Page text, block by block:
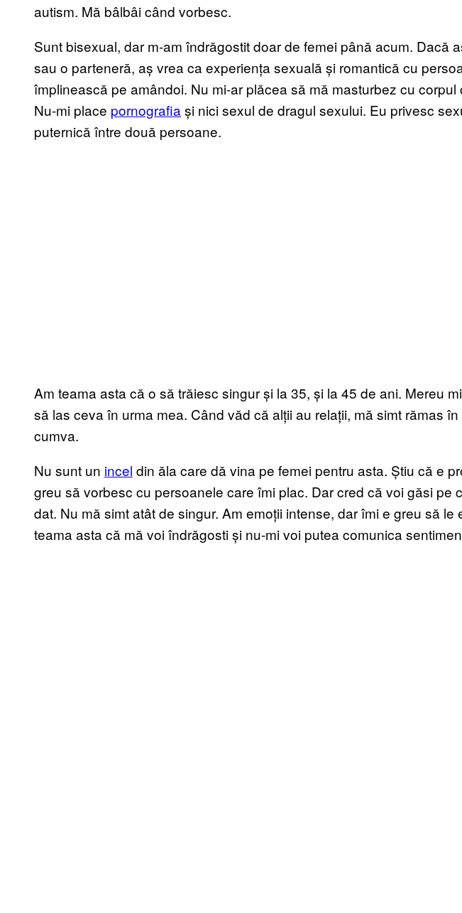
autism. Mă bâlbâi când vorbesc.
Sunt bisexual, dar m-am îndrăgostit doar de femei până acum. Dacă
sau o parteneră, aș vrea ca experiența sexuală și romantică cu
împlinească pe amândoi. Nu mi-ar plăcea să mă masturbez cu corpul
Nu-mi place pornografia și nici sexul de dragul sexului. Eu privesc
puternică între două persoane.
Am teama asta că o să trăiesc singur și la 35, și la 45 de ani. Mereu
să las ceva în urma mea. Când văd că alții au relații, mă simt rămas
cumva.
Nu sunt un incel din ăla care dă vina pe femei pentru asta. Știu că e
greu să vorbesc cu persoanele care îmi plac. Dar cred că voi găsi pe
dat. Nu mă simt atât de singur. Am emoții intense, dar îmi e greu să le
teama asta că mă voi îndrăgosti și nu-mi voi putea comunica